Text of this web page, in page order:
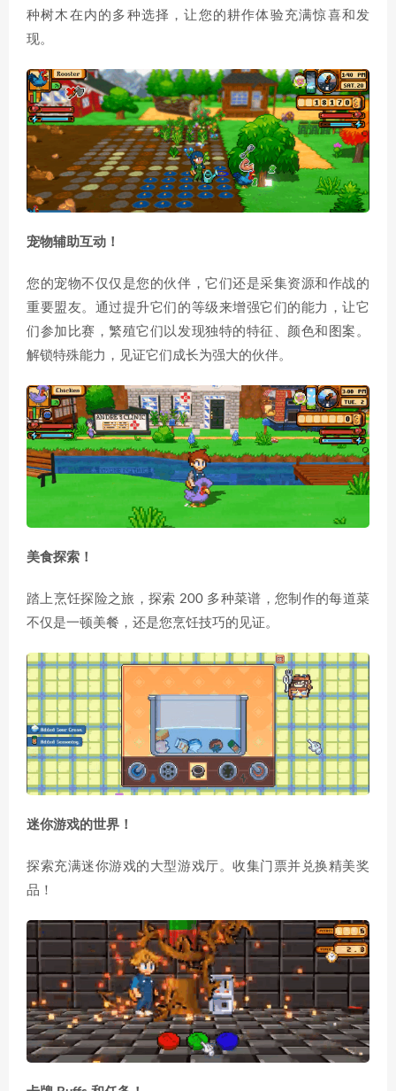
种树木在内的多种选择，让您的耕作体验充满惊喜和发
现。
宠物辅助互动！
您的宠物不仅仅是您的伙伴，它们还是采集资源和作战的
重要盟友。通过提升它们的等级来增强它们的能力，让它
们参加比赛，繁殖它们以发现独特的特征、颜色和图案。
解锁特殊能力，见证它们成长为强大的伙伴。
美食探索！
踏上烹饪探险之旅，探索 200 多种菜谱，您制作的每道菜
不仅是一顿美餐，还是您烹饪技巧的见证。
迷你游戏的世界！
探索充满迷你游戏的大型游戏厅。收集门票并兑换精美奖
品！